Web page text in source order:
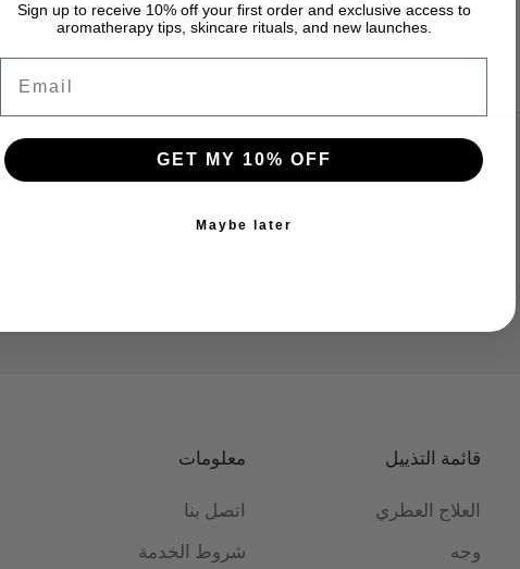
قائمة التذييل
العلاج العطري
وجه
معلومات
اتصل بنا
شروط الخدمة
Sign up to receive 10% off your first order and exclusive access to
aromatherapy tips, skincare rituals, and new launches.
GET MY 10% OFF
Maybe later